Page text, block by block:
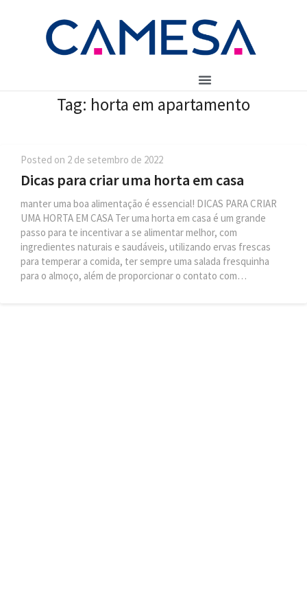
Tag: horta em apartamento
Posted on 2 de setembro de 2022
Dicas para criar uma horta em casa
manter uma boa alimentação é essencial! DICAS PARA CRIAR
UMA HORTA EM CASA Ter uma horta em casa é um grande
passo para te incentivar a se alimentar melhor, com
ingredientes naturais e saudáveis, utilizando ervas frescas
para temperar a comida, ter sempre uma salada fresquinha
para o almoço, além de proporcionar o contato com…